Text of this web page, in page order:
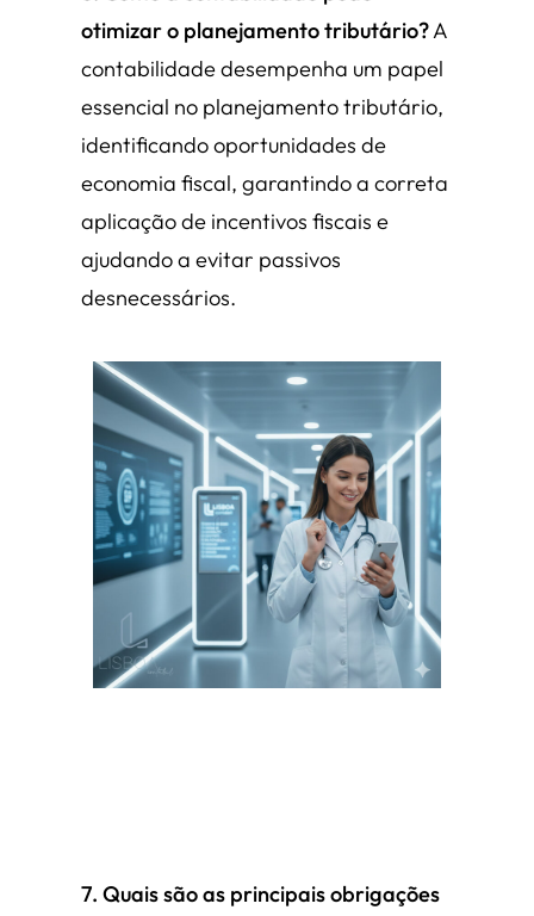
otimizar o planejamento tributário?A
contabilidade desempenha um papel
essencial no planejamento tributário,
identificando oportunidades de
economia fiscal, garantindo a correta
aplicação de incentivos fiscais e
ajudando a evitar passivos
desnecessários.
7. Quais são as principais obrigações